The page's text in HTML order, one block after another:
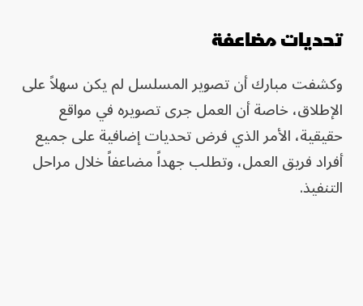
تحديات مضاعفة
وكشفت مبارك أن تصوير المسلسل لم يكن سهلاً على
الإطلاق، خاصة أن العمل جرى تصويره في مواقع
حقيقية، الأمر الذي فرض تحديات إضافية على جميع
أفراد فريق العمل، وتطلب جهداً مضاعفاً خلال مراحل
التنفيذ.